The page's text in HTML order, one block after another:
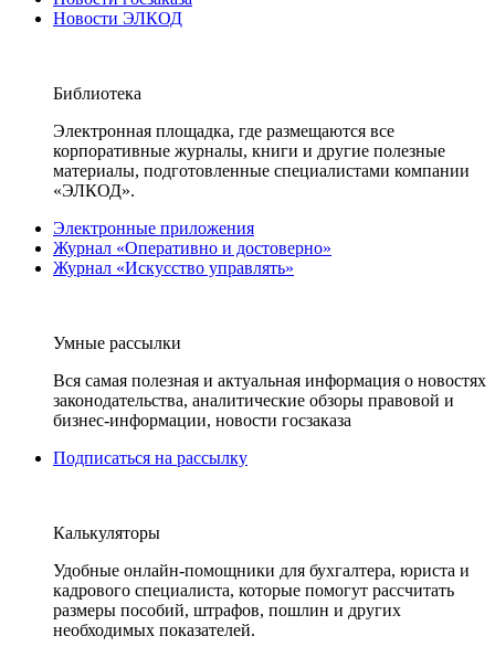
Новости ЭЛКОД
Библиотека
Электронная площадка, где размещаются все
корпоративные журналы, книги и другие полезные
материалы, подготовленные специалистами компании
«ЭЛКОД».
Электронные приложения
Журнал «Оперативно и достоверно»
Журнал «Искусство управлять»
Умные рассылки
Вся самая полезная и актуальная информация о новостях
законодательства, аналитические обзоры правовой и
бизнес-информации, новости госзаказа
Подписаться на рассылку
Калькуляторы
Удобные онлайн-помощники для бухгалтера, юриста и
кадрового специалиста, которые помогут рассчитать
размеры пособий, штрафов, пошлин и других
необходимых показателей.